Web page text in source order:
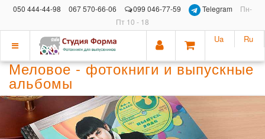
050 444-44-98 067 570-66-06 099 046-77-59 Telegram
Пн-
Пт 10 - 18
Показать
меню
Ua Ru
Меловое - фотокниги и выпускные
альбомы